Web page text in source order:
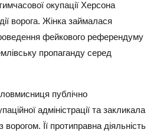
окупації Херсона
ворога. Жінка займалася
фейкового референдуму
пропаганду серед
публічно
адміністрації та закликала
ворогом. Її протиправна діяльність